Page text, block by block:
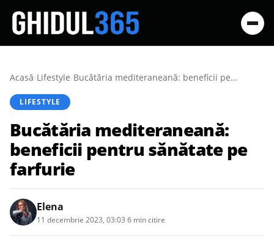
Acasă/Lifestyle/ Bucătăria mediteraneană: beneficii pentru sănătate pe farfurie
LIFESTYLE
Bucătăria mediteraneană:
beneficii pentru sănătate pe
farfurie
Elena
11 decembrie 2023, 03:03 6 min citire